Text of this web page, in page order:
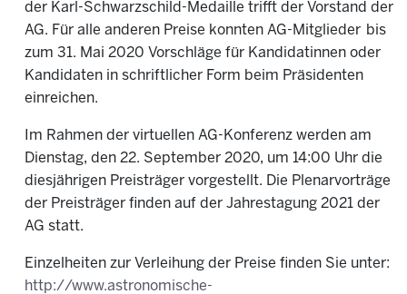
der Karl-Schwarzschild-Medaille trifft der Vorstand der
AG. Für alle anderen Preise konnten AG-Mitglieder bis
zum 31. Mai 2020 Vorschläge für Kandidatinnen oder
Kandidaten in schriftlicher Form beim Präsidenten
einreichen.
Im Rahmen der virtuellen AG-Konferenz werden am
Dienstag, den 22. September 2020, um 14:00 Uhr die
diesjährigen Preisträger vorgestellt. Die Plenarvorträge
der Preisträger finden auf der Jahrestagung 2021 der
AG statt.
Einzelheiten zur Verleihung der Preise finden Sie unter:
http://www.astronomische-